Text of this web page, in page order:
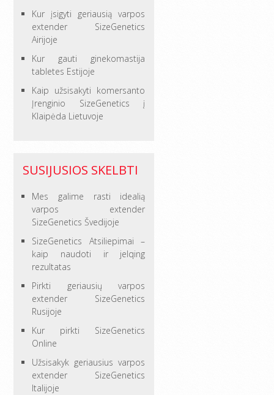
Kur įsigyti geriausią varpos
extender SizeGenetics
Airijoje
Kur gauti ginekomastija
tabletes Estijoje
Kaip užsisakyti komersanto
Įrenginio SizeGenetics į
Klaipėda Lietuvoje
SUSIJUSIOS SKELBTI
Mes galime rasti idealią
varpos extender
SizeGenetics Švedijoje
SizeGenetics Atsiliepimai –
kaip naudoti ir jelqing
rezultatas
Pirkti geriausių varpos
extender SizeGenetics
Rusijoje
Kur pirkti SizeGenetics
Online
Užsisakyk geriausius varpos
extender SizeGenetics
Italijoje